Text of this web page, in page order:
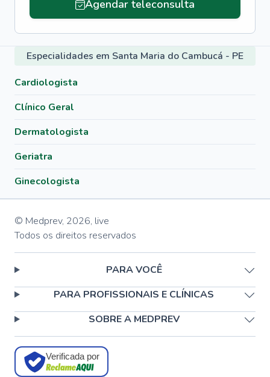
Agendar teleconsulta
Especialidades em Santa Maria do Cambucá - PE
Cardiologista
Clínico Geral
Dermatologista
Geriatra
Ginecologista
© Medprev, 2026, live
Todos os direitos reservados
PARA VOCÊ
PARA PROFISSIONAIS E CLÍNICAS
SOBRE A MEDPREV
Verificada por